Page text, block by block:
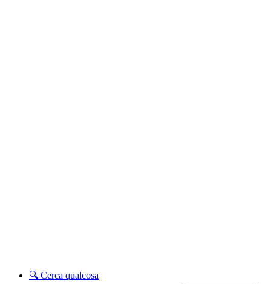
🔍 Cerca qualcosa